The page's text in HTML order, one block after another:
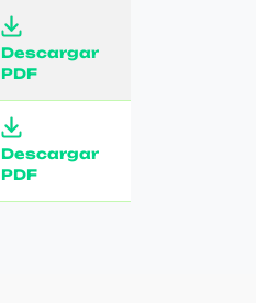
Descargar
PDF
Descargar
PDF